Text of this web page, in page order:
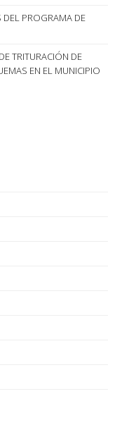
DEL PROGRAMA DE
TRITURACIÓN DE
EN EL MUNICIPIO